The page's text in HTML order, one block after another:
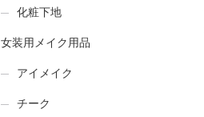
化粧下地
女装用メイク用品
アイメイク
チーク